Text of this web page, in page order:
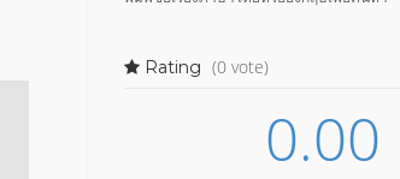
Rating (0 vote)
0.00